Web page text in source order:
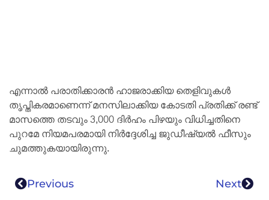
എന്നാൽ പരാതിക്കാരൻ ഹാജരാക്കിയ തെളിവുകള്‍
തൃപ്തികരമാണെന്ന് മനസിലാക്കിയ കോടതി പ്രതിക്ക് രണ്ട്
മാസത്തെ തടവും 3,000 ദിര്‍ഹം പിഴയും വിധിച്ചതിനെ
പുറമേ നിയമപരമായി നിര്‍ദ്ദേശിച്ച ജുഡീഷ്യല്‍ ഫീസും
ചുമത്തുകയായിരുന്നു.
Previous Next